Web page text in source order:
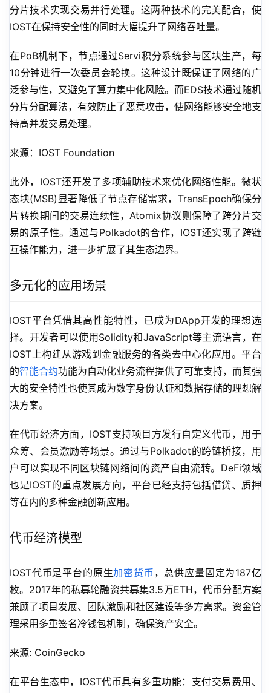
分片技术实现交易并行处理。这两种技术的完美配合，使
IOST在保持安全性的同时大幅提升了网络吞吐量。
在PoB机制下，节点通过Servi积分系统参与区块生产，每
10分钟进行一次委员会轮换。这种设计既保证了网络的广
泛参与性，又避免了算力集中化风险。而EDS技术通过随机
分片分配算法，有效防止了恶意攻击，使网络能够安全地支
持高并发交易处理。
来源：IOST Foundation
此外，IOST还开发了多项辅助技术来优化网络性能。微状
态块(MSB)显著降低了节点存储需求，TransEpoch确保分
片转换期间的交易连续性，Atomix协议则保障了跨分片交
易的原子性。通过与Polkadot的合作，IOST还实现了跨链
互操作能力，进一步扩展了其生态边界。
多元化的应用场景
IOST平台凭借其高性能特性，已成为DApp开发的理想选
择。开发者可以使用Solidity和JavaScript等主流语言，在
IOST上构建从游戏到金融服务的各类去中心化应用。平台
的智能合约功能为自动化业务流程提供了可靠支持，而其强
大的安全特性也使其成为数字身份认证和数据存储的理想解
决方案。
在代币经济方面，IOST支持项目方发行自定义代币，用于
众筹、会员激励等场景。通过与Polkadot的跨链桥接，用
户可以实现不同区块链网络间的资产自由流转。DeFi领域
也是IOST的重点发展方向，平台已经支持包括借贷、质押
等在内的多种金融创新应用。
代币经济模型
IOST代币是平台的原生加密货币 ，总供应量固定为187亿
枚。2017年的私募轮融资共募集3.5万ETH，代币分配方案
兼顾了项目发展、团队激励和社区建设等多方需求。资金管
理采用多重签名冷钱包机制，确保资产安全。
来源: CoinGecko
在平台生态中，IOST代币具有多重功能：支付交易费用、